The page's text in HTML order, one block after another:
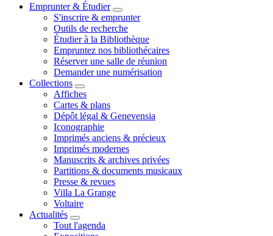
Emprunter & Étudier
S'inscrire & emprunter
Outils de recherche
Étudier à la Bibliothèque
Empruntez nos bibliothécaires
Réserver une salle de réunion
Demander une numérisation
Collections
Affiches
Cartes & plans
Dépôt légal & Genevensia
Iconographie
Imprimés anciens & précieux
Imprimés modernes
Manuscrits & archives privées
Partitions & documents musicaux
Presse & revues
Villa La Grange
Voltaire
Actualités
Tout l'agenda